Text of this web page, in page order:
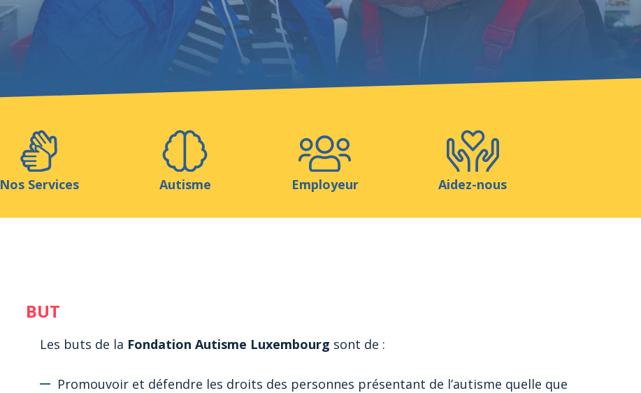
Aidez-nous
Nos Services Autisme Employeur Aidez-nous
BUT
Les buts de la Fondation Autisme Luxembourg sont de :
Promouvoir et défendre les droits des personnes présentant de l’autisme quelle que